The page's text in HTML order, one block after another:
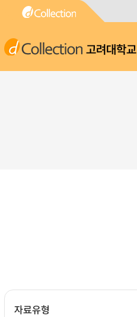
고려대학교
자료유형